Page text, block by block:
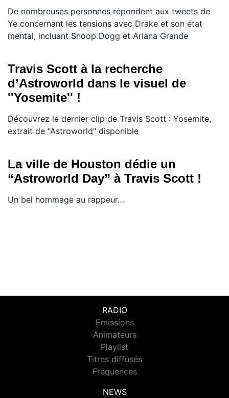
De nombreuses personnes répondent aux tweets de
Ye concernant les tensions avec Drake et son état
mental, incluant Snoop Dogg et Ariana Grande
Travis Scott à la recherche
d’Astroworld dans le visuel de
''Yosemite'' !
Découvrez le dernier clip de Travis Scott : Yosemite,
extrait de "Astroworld" disponible
La ville de Houston dédie un
“Astroworld Day” à Travis Scott !
Un bel hommage au rappeur…
RADIO
Emissions
Animateurs
Playlist
Titres diffusés
Fréquences
NEWS